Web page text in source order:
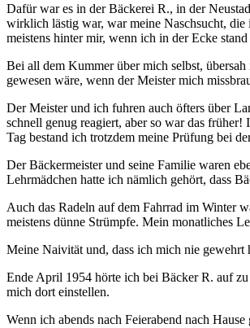
Dafür war es in der Bäckerei R., in der
wirklich lästig war, war meine Naschsucht, die
meistens hinter mir, wenn ich in der Ecke
Bei all dem Kummer über mich selbst,
gewesen wäre, wenn der Meister mich
Der Meister und ich fuhren auch öfters über
schnell genug reagiert, aber so war das
Tag bestand ich trotzdem meine Prüfung bei
Der Bäckermeister und seine Familie waren
Lehrmädchen hatte ich nämlich gehört, dass
Auch das Radeln auf dem Fahrrad im Winter
meistens dünne Strümpfe. Mein monatliches
Meine Naivität und, dass ich mich nie
Ende April 1954 hörte ich bei Bäcker R. auf
mich dort einstellen.
Wenn ich abends nach Feierabend nach